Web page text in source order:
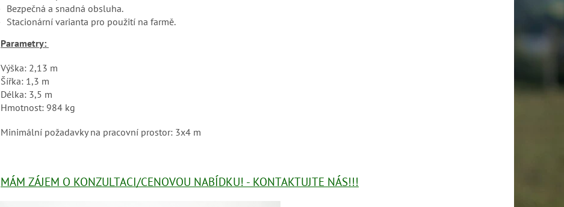
Bezpečná a snadná obsluha.
Stacionární varianta pro použití na farmě.
Parametry:
Výška: 2,13 m
Šířka: 1,3 m
Délka: 3,5 m
Hmotnost: 984 kg
Minimální požadavky na pracovní prostor: 3x4 m
MÁM ZÁJEM O KONZULTACI/CENOVOU NABÍDKU! - KONTAKTUJTE NÁS!!!